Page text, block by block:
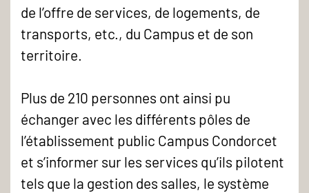
de l’offre de services, de logements, de
transports, etc., du Campus et de son
territoire.
Plus de 210 personnes ont ainsi pu
échanger avec les différents pôles de
l’établissement public Campus Condorcet
et s’informer sur les services qu’ils pilotent
tels que la gestion des salles, le système